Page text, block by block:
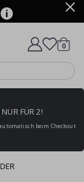
Wagen
0
FÜR 2!
beim Checkout